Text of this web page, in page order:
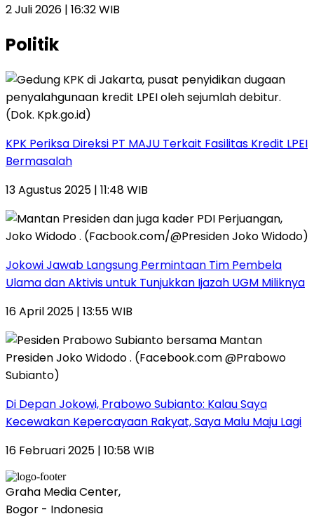
2 Juli 2026 | 16:32 WIB
Politik
KPK Periksa Direksi PT MAJU Terkait Fasilitas Kredit LPEI
Bermasalah
13 Agustus 2025 | 11:48 WIB
Jokowi Jawab Langsung Permintaan Tim Pembela
Ulama dan Aktivis untuk Tunjukkan Ijazah UGM Miliknya
16 April 2025 | 13:55 WIB
Di Depan Jokowi, Prabowo Subianto: Kalau Saya
Kecewakan Kepercayaan Rakyat, Saya Malu Maju Lagi
16 Februari 2025 | 10:58 WIB
Graha Media Center,
Bogor - Indonesia